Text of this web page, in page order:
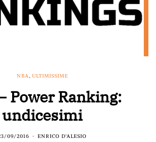
NBA, ULTIMISSIME
Power Ranking:
undicesimi
09/2016 ENRICO D'ALESIO